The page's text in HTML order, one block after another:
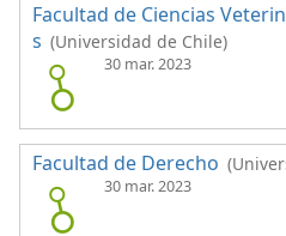
Facultad de Ciencias
s (Universidad de Chile)
30 mar. 2023
Facultad de Derecho
30 mar. 2023